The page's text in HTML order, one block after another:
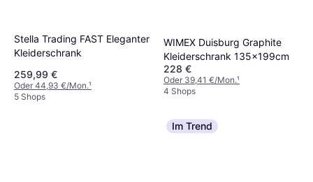
Stella Trading FAST Eleganter
Kleiderschrank
259,99 €
Oder 44,93 €/Mon.¹
5 Shops
WIMEX Duisburg Graphite
Kleiderschrank 135x199cm
228 €
Oder 39,41 €/Mon.¹
4 Shops
Im Trend